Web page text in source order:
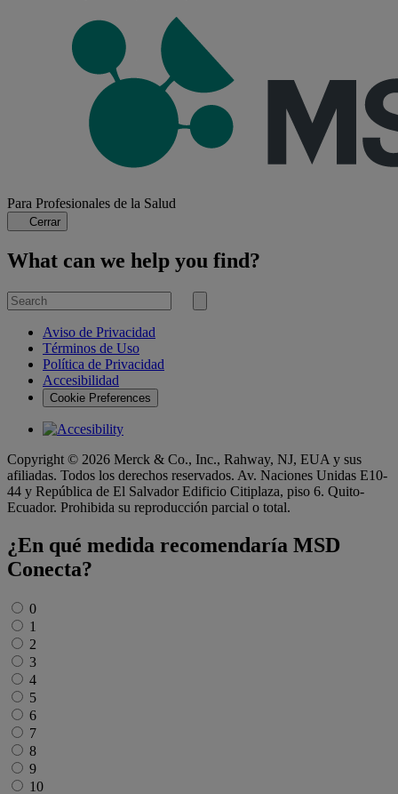
Para Profesionales de la Salud
Cerrar
What can we help you find?
Search
for
Submit
Aviso de Privacidad
Términos de Uso
Política de Privacidad
Accesibilidad
Cookie Preferences
Copyright © 2026 Merck & Co., Inc., Rahway, NJ, EUA y sus
afiliadas. Todos los derechos reservados. Av. Naciones Unidas E10-
44 y República de El Salvador Edificio Citiplaza, piso 6. Quito-
Ecuador. Prohibida su reproducción parcial o total.
¿En qué medida recomendaría MSD
Conecta?
Untitled
0
1
2
3
4
5
6
7
8
9
10